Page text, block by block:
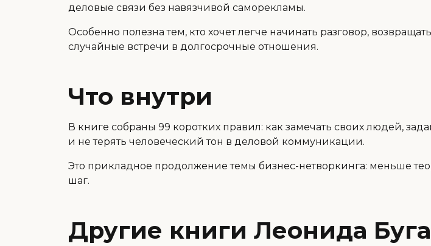
деловые связи без навязчивой саморекламы.
Особенно полезна тем, кто хочет легче начинать разговор,
случайные встречи в долгосрочные отношения.
Что внутри
В книге собраны 99 коротких правил: как замечать своих людей,
и не терять человеческий тон в деловой коммуникации.
Это прикладное продолжение темы бизнес-нетворкинга: меньше
шаг.
Другие книги Леонида